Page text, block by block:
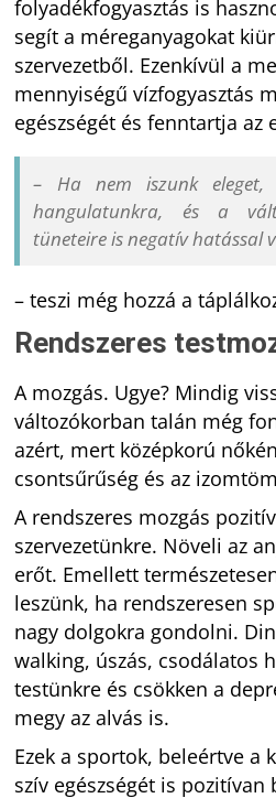
folyadékfogyasztás is
segít a méreganyagokat
szervezetből. Ezenkívül a
mennyiségű vízfogyasztás
egészségét és fenntartja az
– Ha nem iszunk
hangulatunkra, és a
tüneteire is negatív hatással
– teszi még hozzá a
Rendszeres
A mozgás. Ugye? Mindig
változókorban talán még
azért, mert középkorú
csontsűrűség és az
A rendszeres mozgás
szervezetünkre. Növeli az
erőt. Emellett
leszünk, ha rendszeresen
nagy dolgokra gondolni.
walking, úszás, csodálatos
testünkre és csökken a
megy az alvás is.
Ezek a sportok, beleértve a
szív egészségét is pozitívan